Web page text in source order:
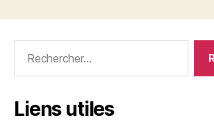
Liens utiles